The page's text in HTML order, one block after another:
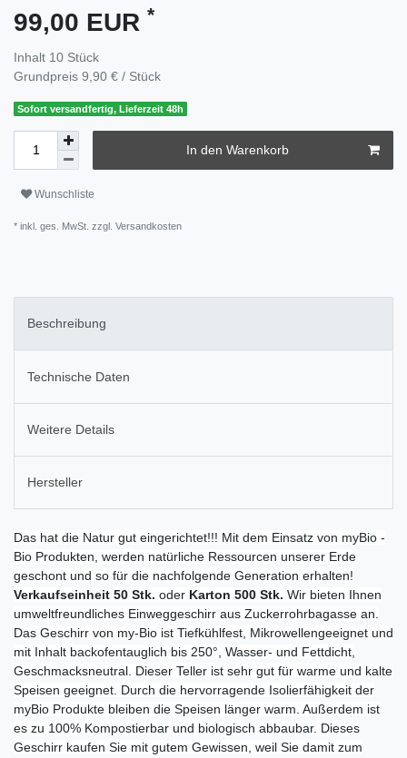
99,00 EUR *
Inhalt 10 Stück
Grundpreis 9,90 € / Stück
Sofort versandfertig, Lieferzeit 48h
In den Warenkorb
Wunschliste
* inkl. ges. MwSt. zzgl. Versandkosten
Beschreibung
Technische Daten
Weitere Details
Hersteller
Das hat die Natur gut eingerichtet!!! Mit dem Einsatz von myBio -
Bio Produkten, werden natürliche Ressourcen unserer Erde
geschont und so für die nachfolgende Generation erhalten!
Verkaufseinheit 50 Stk. oder Karton 500 Stk. Wir bieten Ihnen
umweltfreundliches Einweggeschirr aus Zuckerrohrbagasse an.
Das Geschirr von my-Bio ist Tiefkühlfest, Mikrowellengeeignet und
mit Inhalt backofentauglich bis 250°, Wasser- und Fettdicht,
Geschmacksneutral. Dieser Teller ist sehr gut für warme und kalte
Speisen geeignet. Durch die hervorragende Isolierfähigkeit der
myBio Produkte bleiben die Speisen länger warm. Außerdem ist
es zu 100% Kompostierbar und biologisch abbaubar. Dieses
Geschirr kaufen Sie mit gutem Gewissen, weil Sie damit zum